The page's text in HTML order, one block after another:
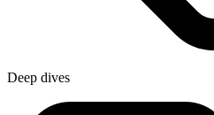
Deep dives